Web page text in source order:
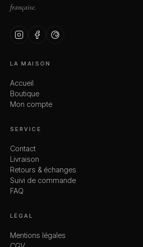
française.
LA MAISON
Accueil
Boutique
Mon compte
SERVICE
Contact
Livraison
Retours & échanges
Suivi de commande
FAQ
LÉGAL
Mentions légales